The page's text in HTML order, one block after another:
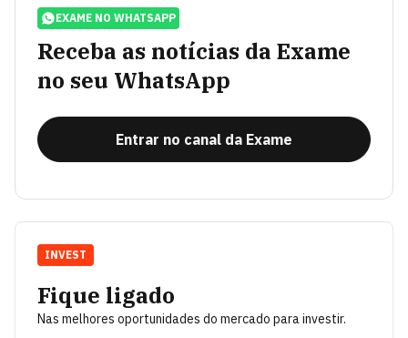
EXAME NO WHATSAPP
Receba as notícias da Exame
no seu WhatsApp
Entrar no canal da Exame
Fique ligado
Nas melhores oportunidades do mercado para investir.
INVEST